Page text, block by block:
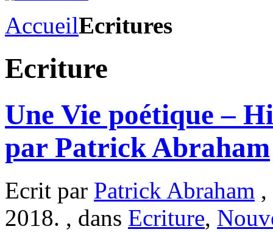
AccueilEcritures
Ecriture
Une Vie poétique –
par Patrick Abraham
Ecrit par Patrick Abraham
2018. , dans Ecriture,